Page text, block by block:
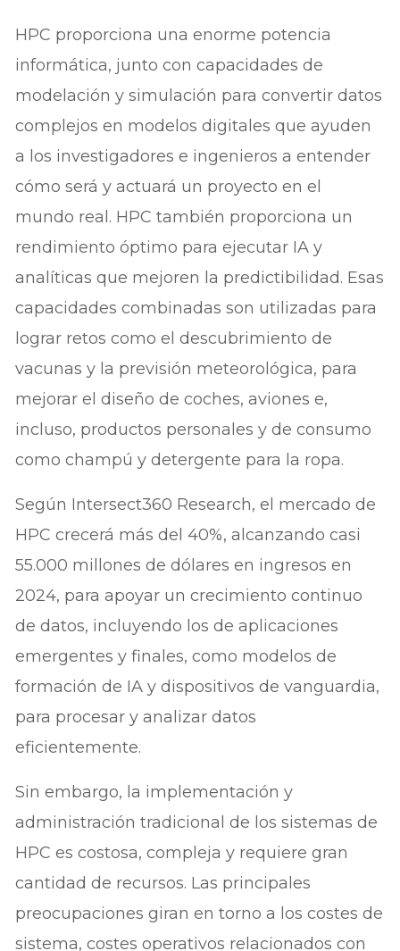
HPC proporciona una enorme potencia
informática, junto con capacidades de
modelación y simulación para convertir datos
complejos en modelos digitales que ayuden
a los investigadores e ingenieros a entender
cómo será y actuará un proyecto en el
mundo real. HPC también proporciona un
rendimiento óptimo para ejecutar IA y
analíticas que mejoren la predictibilidad. Esas
capacidades combinadas son utilizadas para
lograr retos como el descubrimiento de
vacunas y la previsión meteorológica, para
mejorar el diseño de coches, aviones e,
incluso, productos personales y de consumo
como champú y detergente para la ropa.
Según Intersect360 Research, el mercado de
HPC crecerá más del 40%, alcanzando casi
55.000 millones de dólares en ingresos en
2024, para apoyar un crecimiento continuo
de datos, incluyendo los de aplicaciones
emergentes y finales, como modelos de
formación de IA y dispositivos de vanguardia,
para procesar y analizar datos
eficientemente.
Sin embargo, la implementación y
administración tradicional de los sistemas de
HPC es costosa, compleja y requiere gran
cantidad de recursos. Las principales
preocupaciones giran en torno a los costes de
sistema, costes operativos relacionados con